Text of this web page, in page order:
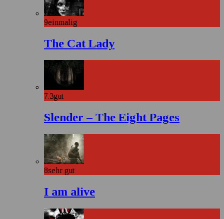
9einmalig
The Cat Lady
7.3gut
Slender – The Eight Pages
8sehr gut
I am alive